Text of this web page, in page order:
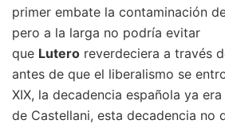
primer embate la contaminación
pero a la larga no podría evitar
que Lutero reverdeciera a través
antes de que el liberalismo se
XIX, la decadencia española ya
de Castellani, esta decadencia no